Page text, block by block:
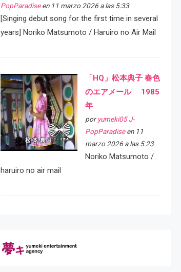
PopParadiseen 11 marzo 2026 a las 5:33
[Singing debut song for the first time in several
years] Noriko Matsumoto / Haruiro no Air Mail
「HQ」松本典子 春色
のエアメール 1985
年
por yumeki05 J-
PopParadiseen 11
marzo 2026 a las 5:23
Noriko Matsumoto /
haruiro no air mail